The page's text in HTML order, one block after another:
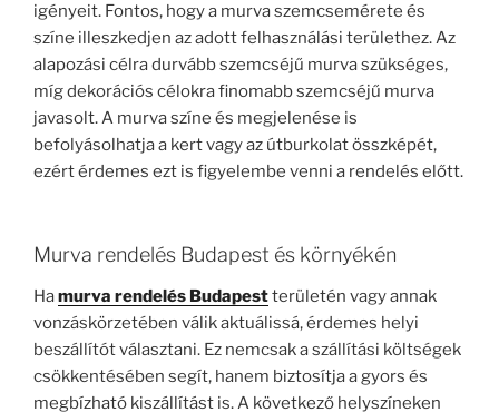
igényeit. Fontos, hogy a murva szemcsemérete és
színe illeszkedjen az adott felhasználási területhez. Az
alapozási célra durvább szemcséjű murva szükséges,
míg dekorációs célokra finomabb szemcséjű murva
javasolt. A murva színe és megjelenése is
befolyásolhatja a kert vagy az útburkolat összképét,
ezért érdemes ezt is figyelembe venni a rendelés előtt.
Murva rendelés Budapest és környékén
Hamurva rendelés Budapestterületén vagy annak
vonzáskörzetében válik aktuálissá, érdemes helyi
beszállítót választani. Ez nemcsak a szállítási költségek
csökkentésében segít, hanem biztosítja a gyors és
megbízható kiszállítást is. A következő helyszíneken